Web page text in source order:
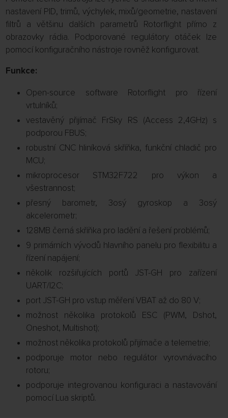
nastavení PID, trimů, výchylek, mixů/geometrie, nastavení
filtrů a většinu dalších parametrů Rotorflight přímo z
obrazovky rádia. Podporované regulátory otáček lze
pomocí konfiguračního nástroje rovněž konfigurovat.
Funkce:
Open-source software Rotorflight pro řízení
vrtulníků;
vestavěný přijímač FrSky RS (Access 2,4GHz) s
podporou FBUS;
robustní CNC hliníková skříňka, funkční chladič pro
MCU;
mikroprocesor STM32F722 pro výkon a
všestrannost;
přesný barometr, 3osý gyroskop a 3osý
akcelerometr;
128MB černá skříňka pro ladění a řešení problémů;
9 primárních vývodů hlavního panelu pro flexibilitu a
řízení napájení;
několik rozšiřujících portů JST-GH pro zařízení
UART/I2C;
port JST-GH pro vstup měření VBAT až do 80 V;
možnost několika protokolů ESC (PWM, Dshot,
Oneshot, Multishot);
možnost několika protokolů přijímače a telemetrie;
podporuje motor nebo regulátor vyrovnávacího
rotoru;
podporuje integrovanou konfiguraci a nastavování
pomocí Lua skriptů.